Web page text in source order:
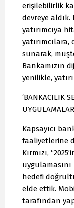
erişilebilirlik
devreye
yatırımcıya
sunarak,
Bankamızın
yenilikle,
‘BANKACILIK
Kapsayıcı
faaliyetlerine
Kırmızı,
hedefi
elde ettik.
tarafından